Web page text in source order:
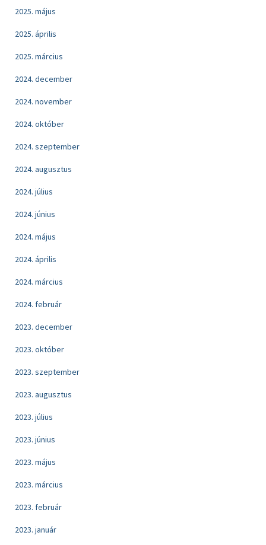
2025. május
2025. április
2025. március
2024. december
2024. november
2024. október
2024. szeptember
2024. augusztus
2024. július
2024. június
2024. május
2024. április
2024. március
2024. február
2023. december
2023. október
2023. szeptember
2023. augusztus
2023. július
2023. június
2023. május
2023. március
2023. február
2023. január